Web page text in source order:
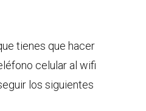
tienes que hacer
celular al wifi
los siguientes